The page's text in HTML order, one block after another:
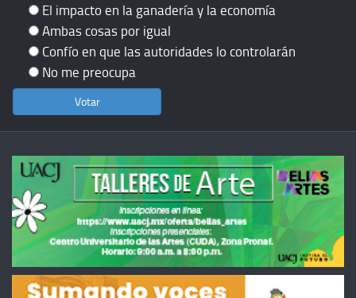
El impacto en la ganadería y la economía
Ambas cosas por igual
Confío en que las autoridades lo controlarán
No me preocupa